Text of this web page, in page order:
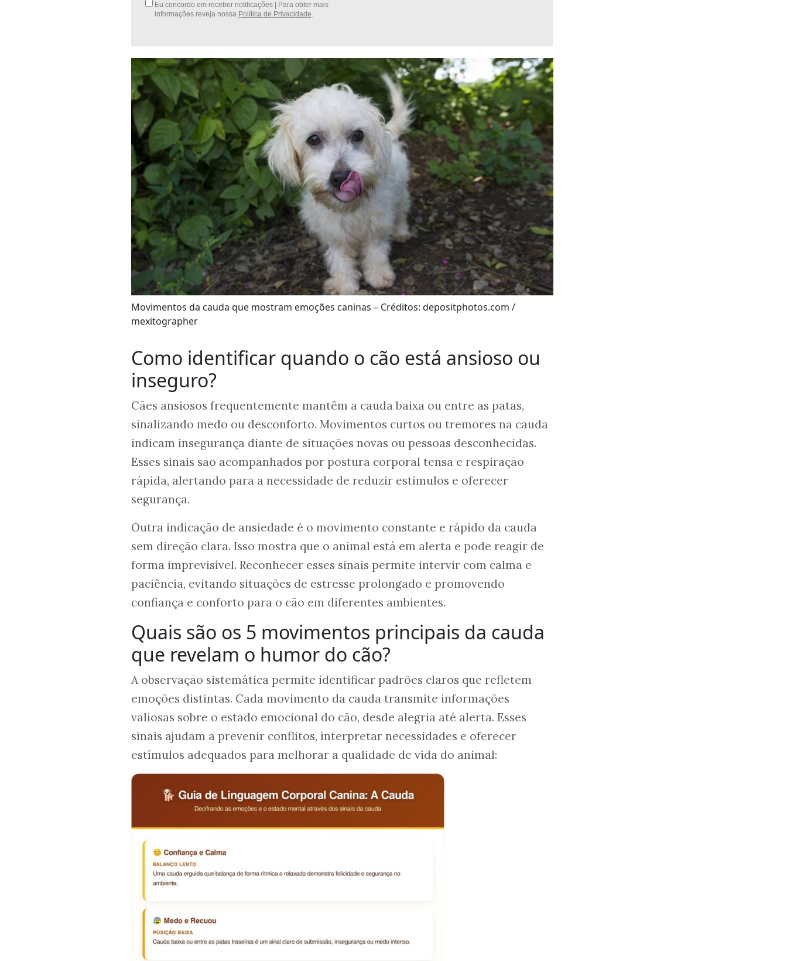
Eu concordo em receber notificações | Para obter mais
informações reveja nossa Política de Privacidade.
Movimentos da cauda que mostram emoções caninas – Créditos: depositphotos.com /
mexitographer
Como identificar quando o cão está ansioso ou
inseguro?
Cães ansiosos frequentemente mantêm a cauda baixa ou entre as patas,
sinalizando medo ou desconforto. Movimentos curtos ou tremores na cauda
indicam insegurança diante de situações novas ou pessoas desconhecidas.
Esses sinais são acompanhados por postura corporal tensa e respiração
rápida, alertando para a necessidade de reduzir estímulos e oferecer
segurança.
Outra indicação de ansiedade é o movimento constante e rápido da cauda
sem direção clara. Isso mostra que o animal está em alerta e pode reagir de
forma imprevisível. Reconhecer esses sinais permite intervir com calma e
paciência, evitando situações de estresse prolongado e promovendo
confiança e conforto para o cão em diferentes ambientes.
Quais são os 5 movimentos principais da cauda
que revelam o humor do cão?
A observação sistemática permite identificar padrões claros que refletem
emoções distintas. Cada movimento da cauda transmite informações
valiosas sobre o estado emocional do cão, desde alegria até alerta. Esses
sinais ajudam a prevenir conflitos, interpretar necessidades e oferecer
estímulos adequados para melhorar a qualidade de vida do animal: